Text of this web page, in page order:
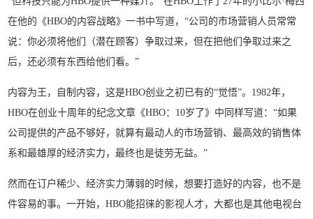
在他的《HBO的内容战略》一书中写道，“公司的市场营销人员常常
说：你必须将他们（潜在顾客）争取过来，但在把他们争取过来之
后，还必须有东西给他们看。”
内容为王，自制内容，这是HBO创业之初已有的“觉悟”。1982年，
HBO在创业十周年的纪念文章《HBO：10岁了》中同样写道：“如果
公司提供的产品不够好，就算有最动人的市场营销、最高效的销售体
系和最雄厚的经济实力，最终也是徒劳无益。”
然而在订户稀少、经济实力薄弱的时候，想要打造好的内容，也不是
件容易的事。一开始，HBO能招徕的影视人才，大都也是其他电视台